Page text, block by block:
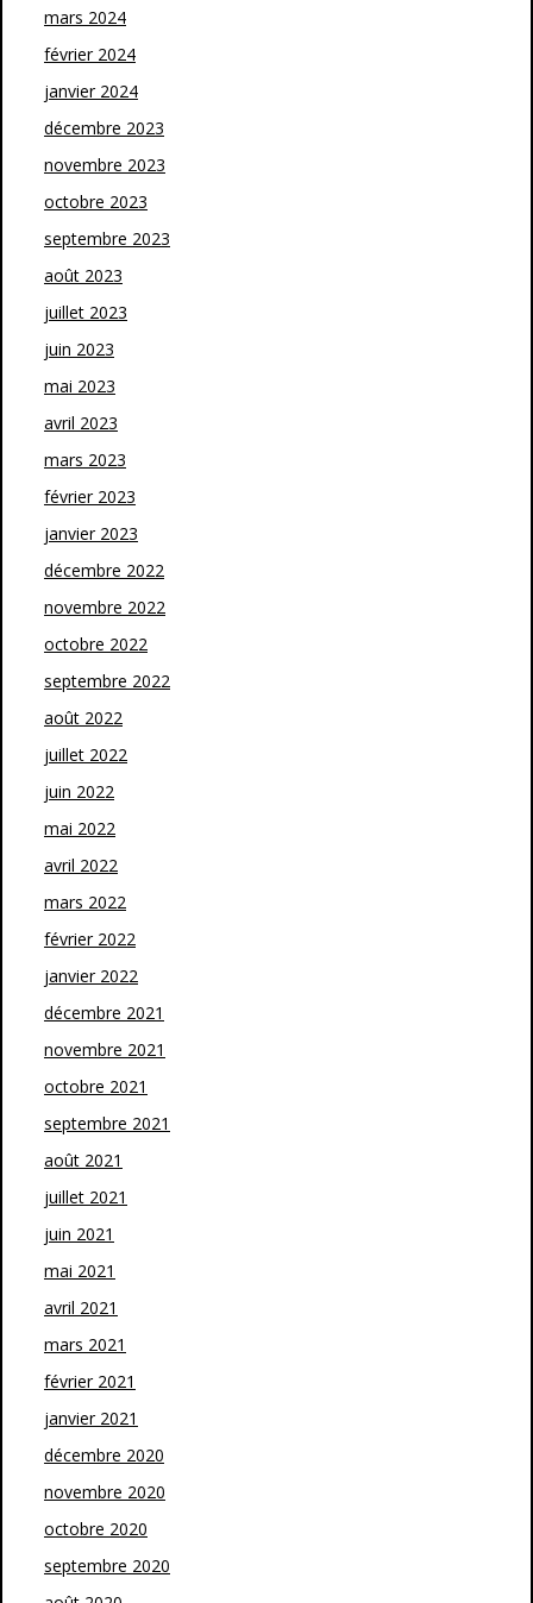
mars 2024
février 2024
janvier 2024
décembre 2023
novembre 2023
octobre 2023
septembre 2023
août 2023
juillet 2023
juin 2023
mai 2023
avril 2023
mars 2023
février 2023
janvier 2023
décembre 2022
novembre 2022
octobre 2022
septembre 2022
août 2022
juillet 2022
juin 2022
mai 2022
avril 2022
mars 2022
février 2022
janvier 2022
décembre 2021
novembre 2021
octobre 2021
septembre 2021
août 2021
juillet 2021
juin 2021
mai 2021
avril 2021
mars 2021
février 2021
janvier 2021
décembre 2020
novembre 2020
octobre 2020
septembre 2020